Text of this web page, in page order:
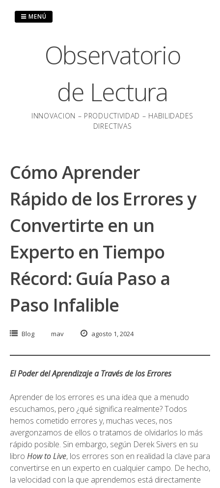
Observatorio
de Lectura
INNOVACION – PRODUCTIVIDAD – HABILIDADES
DIRECTIVAS
MENÚ
Cómo Aprender
Rápido de los Errores y
Convertirte en un
Experto en Tiempo
Récord: Guía Paso a
Paso Infalible
Blog mav agosto 1, 2024
El Poder del Aprendizaje a Través de los Errores
Aprender de los errores es una idea que a menudo
escuchamos, pero ¿qué significa realmente? Todos
hemos cometido errores y, muchas veces, nos
avergonzamos de ellos o tratamos de olvidarlos lo más
rápido posible. Sin embargo, según Derek Sivers en su
libro How to Live, los errores son en realidad la clave para
convertirse en un experto en cualquier campo. De hecho,
la velocidad con la que aprendemos está directamente